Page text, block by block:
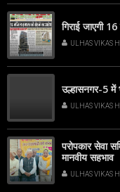
गिराई जाएगी
ULHAS VIKAS
उल्हासनगर-5 में
ULHAS VIKAS
परोपकार सेवा
मानवीय सहभाव
ULHAS VIKAS